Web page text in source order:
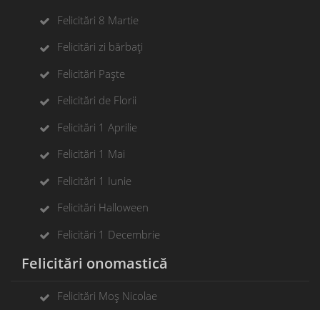
Felicitări 8 Martie
Felicitări zi bărbați
Felicitări Paște
Felicitări de Florii
Felicitări 1 Aprilie
Felicitări 1 Mai
Felicitări 1 Iunie
Felicitări Halloween
Felicitări 1 Decembrie
Felicitări onomastică
Felicitări Moș Nicolae